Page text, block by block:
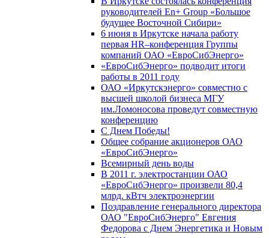
руководителей En+ Group «Большое
будущее Восточной Сибири»
6 июня в Иркутске начала работу
первая HR–конференция Группы
компаний ОАО «ЕвроСибЭнерго»
«ЕвроСибЭнерго» подводит итоги
работы в 2011 году
ОАО «Иркутскэнерго» совместно с
высшей школой бизнеса МГУ
им.Ломоносова проведут совместную
конференцию
С Днем Победы!
Общее собрание акционеров ОАО
«ЕвроСибЭнерго»
Всемирный день воды
В 2011 г. электростанции ОАО
«ЕвроСибЭнерго» произвели 80,4
млрд. кВтч электроэнергии
Поздравление генерального директора
ОАО "ЕвроСибЭнерго" Евгения
Федорова с Днем Энергетика и Новым